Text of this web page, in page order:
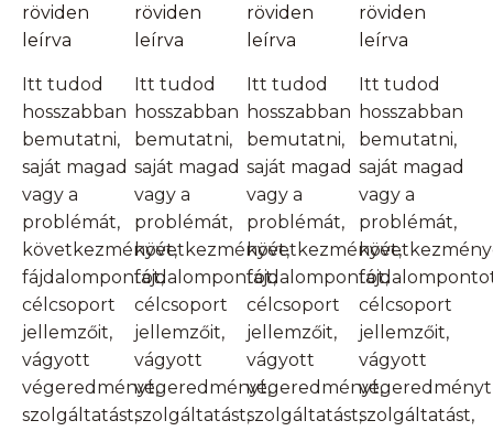
röviden
leírva
Itt tudod
hosszabban
bemutatni,
saját magad
vagy a
problémát,
következményét,
fájdalompontot,
célcsoport
jellemzőit,
vágyott
végeredményt,
szolgáltatást,
röviden
leírva
Itt tudod
hosszabban
bemutatni,
saját magad
vagy a
problémát,
következményét,
fájdalompontot,
célcsoport
jellemzőit,
vágyott
végeredményt,
szolgáltatást,
röviden
leírva
Itt tudod
hosszabban
bemutatni,
saját magad
vagy a
problémát,
következményét,
fájdalompontot,
célcsoport
jellemzőit,
vágyott
végeredményt,
szolgáltatást,
röviden
leírva
Itt tudod
hosszabban
bemutatni,
saját magad
vagy a
problémát,
célcsoport
jellemzőit,
vágyott
szolgáltatást,